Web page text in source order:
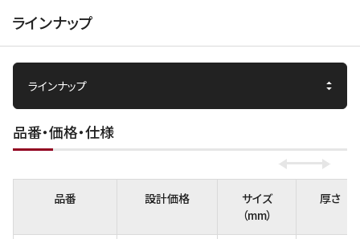
ラインナップ
品番・価格・仕様
品番 設計価格
サイズ
（mm）
厚さ